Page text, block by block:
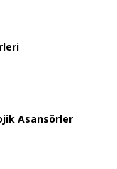
Asansörler